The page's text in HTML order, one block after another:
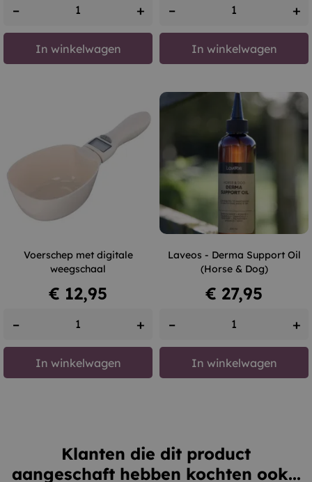
– +
In winkelwagen
– +
In winkelwagen
Voerschep met digitale
weegschaal
Prijs
€ 12,95
– +
In winkelwagen
Laveos - Derma Support Oil
(Horse & Dog)
Prijs
€ 27,95
– +
In winkelwagen
Klanten die dit product
aangeschaft hebben kochten ook...